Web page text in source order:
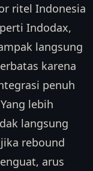
ritel Indonesia
Indodax,
langsung
karena
penuh
lebih
langsung
rebound
arus